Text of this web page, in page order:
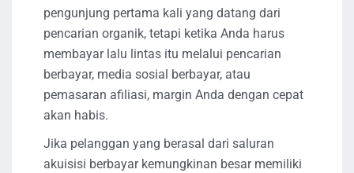
pengunjung pertama kali yang datang dari
pencarian organik, tetapi ketika Anda harus
membayar lalu lintas itu melalui pencarian
berbayar, media sosial berbayar, atau
pemasaran afiliasi, margin Anda dengan cepat
akan habis.
Jika pelanggan yang berasal dari saluran
akuisisi berbayar kemungkinan besar memiliki